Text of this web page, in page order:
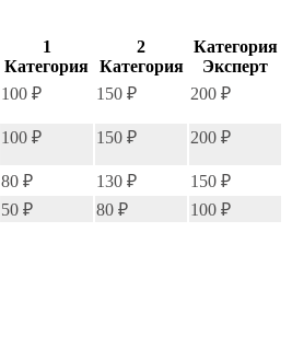
1
Категория
2
Категория
Категория
Эксперт
100 ₽ 150 ₽ 200 ₽
100 ₽ 150 ₽ 200 ₽
80 ₽ 130 ₽
150 ₽
50 ₽ 80 ₽ 100 ₽